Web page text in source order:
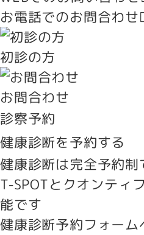
お電話でのお問合わせ
初診の方
お問合わせ
診察予約
健康診断を予約する
健康診断は完全予約制
T-SPOTとクオンティ
能です
健康診断予約フォーム